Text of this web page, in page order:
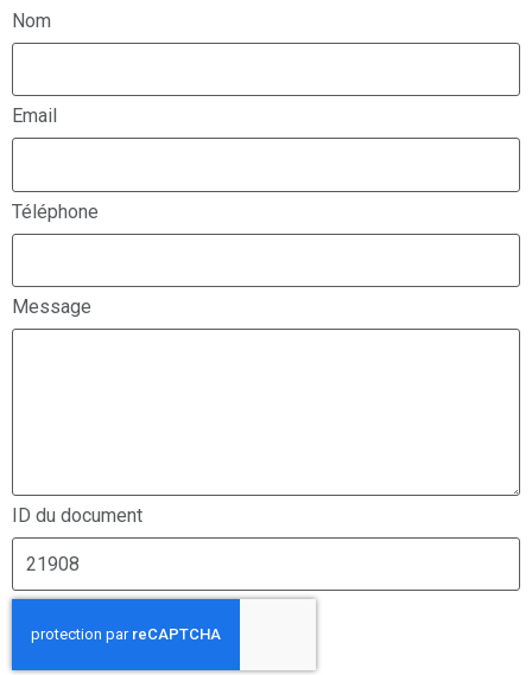
Nom
Email
Téléphone
Message
ID du document